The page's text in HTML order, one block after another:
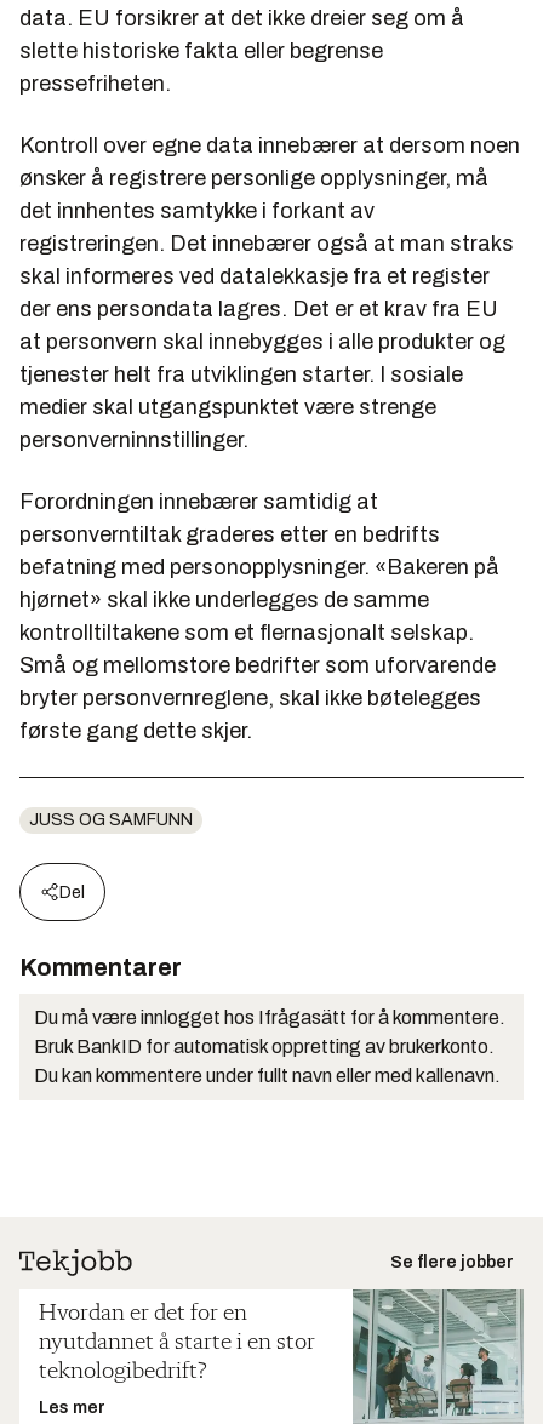
data. EU forsikrer at det ikke dreier seg om å
slette historiske fakta eller begrense
pressefriheten.
Kontroll over egne data innebærer at dersom noen
ønsker å registrere personlige opplysninger, må
det innhentes samtykke i forkant av
registreringen. Det innebærer også at man straks
skal informeres ved datalekkasje fra et register
der ens persondata lagres. Det er et krav fra EU
at personvern skal innebygges i alle produkter og
tjenester helt fra utviklingen starter. I sosiale
medier skal utgangspunktet være strenge
personverninnstillinger.
Forordningen innebærer samtidig at
personverntiltak graderes etter en bedrifts
befatning med personopplysninger. «Bakeren på
hjørnet» skal ikke underlegges de samme
kontrolltiltakene som et flernasjonalt selskap.
Små og mellomstore bedrifter som uforvarende
bryter personvernreglene, skal ikke bøtelegges
første gang dette skjer.
JUSS OG SAMFUNN
Del
Kommentarer
Du må være innlogget hos Ifrågasätt for å kommentere.
Bruk BankID for automatisk oppretting av brukerkonto.
Du kan kommentere under fullt navn eller med kallenavn.
Se flere jobber
Hvordan er det for en
nyutdannet å starte i en stor
teknologibedrift?
Les mer